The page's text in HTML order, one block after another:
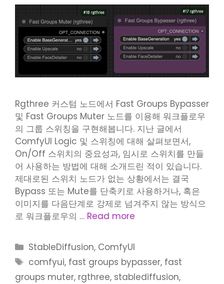
Rgthree 커스텀 노드에서 Fast Groups Bypasser
및 Fast Groups Muter 노드를 이용해 워크플로우
의 그룹 스위칭을 구현해봅니다. 지난 글에서
ComfyUI Logic 및 스위칭에 대해 살펴보면서,
On/Off 스위치의 중요성과, 임시로 스위치를 만들
어 사용하는 방법에 대해 소개드린 적이 있습니다.
제대로된 스위치 노드가 없는 상황에서는 결국
Bypass 또는 Mute를 단축키로 사용하거나, 혹은
이미지를 다음단계로 강제로 넘겨주지 않는 방식으
로 워크플로우의 … Read more
Categories
StableDiffusion, ComfyUI
Tags
comfyui, fast groups bypasser, fast
groups muter, rgthree, stablediffusion,